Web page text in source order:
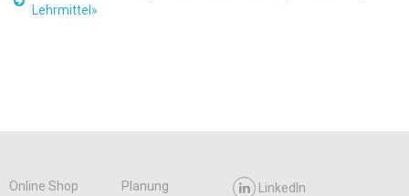
Lehrmittel»
Online Shop
Planung
LinkedIn